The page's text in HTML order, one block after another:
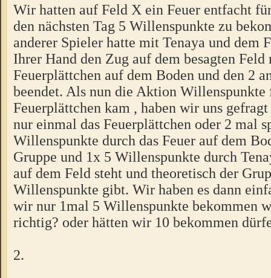
Wir hatten auf Feld X ein Feuer entfacht
den nächsten Tag 5 Willenspunkte zu
anderer Spieler hatte mit Tenaya und dem
Ihrer Hand den Zug auf dem besagten Feld
Feuerplättchen auf dem Boden und den 2
beendet. Als nun die Aktion Willenspunkte
Feuerplättchen kam , haben wir uns
nur einmal das Feuerplättchen oder 2 mal
Willenspunkte durch das Feuer auf dem
Gruppe und 1x 5 Willenspunkte durch
auf dem Feld steht und theoretisch der
Willenspunkte gibt. Wir haben es dann
wir nur 1mal 5 Willenspunkte bekommen
richtig? oder hätten wir 10 bekommen
2.